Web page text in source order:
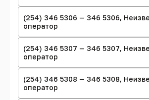
(254) 346 5306 — 346 5306,
оператор
(254) 346 5307 — 346 5307,
оператор
(254) 346 5308 — 346 5308,
оператор